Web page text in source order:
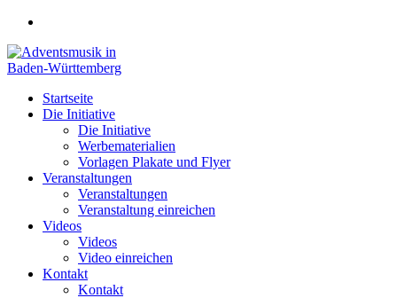
Zum
springen
Startseite
Die Initiative
Die Initiative
Werbematerialien
Vorlagen Plakate und Flyer
Veranstaltungen
Veranstaltungen
Veranstaltung einreichen
Videos
Videos
Video einreichen
Kontakt
Kontakt